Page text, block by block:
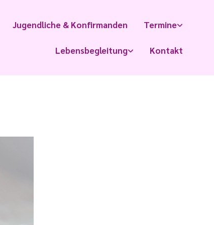
Jugendliche & Konfirmanden Termine
Lebensbegleitung Kontakt